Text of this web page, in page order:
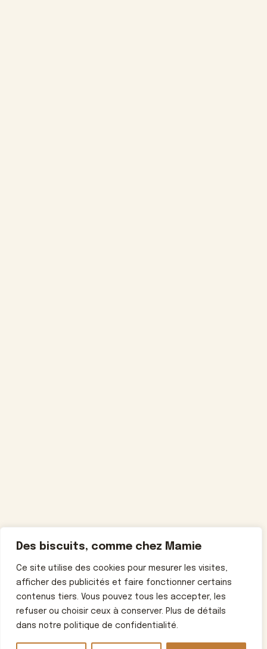
Des biscuits, comme chez Mamie
Ce site utilise des cookies pour mesurer les visites,
afficher des publicités et faire fonctionner certains
contenus tiers. Vous pouvez tous les accepter, les
refuser ou choisir ceux à conserver. Plus de détails
dans notre politique de confidentialité.